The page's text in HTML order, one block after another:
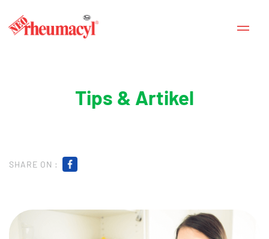
Tips & Artikel
SHARE ON :